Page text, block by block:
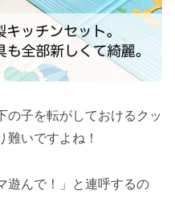
の子を転がしておけるクッ
難いですよね！
遊んで！」と連呼するの